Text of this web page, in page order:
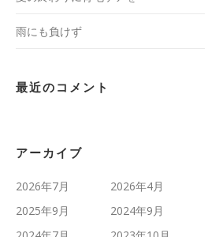
雨にも負けず
最近のコメント
アーカイブ
2026年7月
2026年4月
2025年9月
2024年9月